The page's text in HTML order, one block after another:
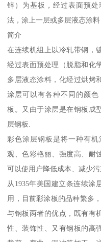
锌）为基板，经过表面预
法，涂上一层或多层液态涂
简介
在连续机组上以冷轧带钢，
经过表面预处理（脱脂和化
多层液态涂料，化经过烘烤
涂层可以有各种不同的颜
板。又由于涂层是在钢板成
层钢板.
彩色涂层钢板是将一种有
观、色彩艳丽、强度高、耐
可以使用户降低成本、减少污
从1935年美国建立条连续涂
用，目前彩涂板的品种繁多
与钢板两者的优点，既有有
性、装饰性、又有钢板的高